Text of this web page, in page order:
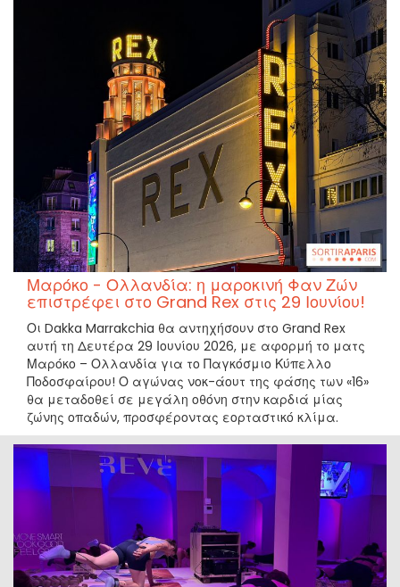
Μαρόκο - Ολλανδία: η μαροκινή Φαν Ζών
επιστρέφει στο Grand Rex στις 29 Ιουνίου!
Οι Dakka Marrakchia θα αντηχήσουν στο Grand Rex
αυτή τη Δευτέρα 29 Ιουνίου 2026, με αφορμή το ματς
Μαρόκο – Ολλανδία για το Παγκόσμιο Κύπελλο
Ποδοσφαίρου! Ο αγώνας νοκ-άουτ της φάσης των «16»
θα μεταδοθεί σε μεγάλη οθόνη στην καρδιά μίας
ζώνης οπαδών, προσφέροντας εορταστικό κλίμα.